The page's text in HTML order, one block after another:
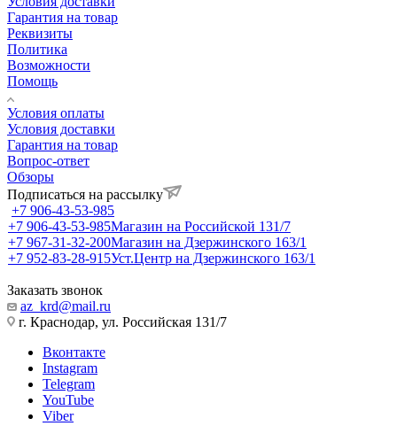
Гарантия на товар
Реквизиты
Политика
Возможности
Помощь
Условия оплаты
Условия доставки
Гарантия на товар
Вопрос-ответ
Обзоры
Подписаться на рассылку
+7 906-43-53-985
+7 906-43-53-985Магазин на Российской 131/7
+7 967-31-32-200Магазин на Дзержинского 163/1
+7 952-83-28-915Уст.Центр на Дзержинского 163/1
Заказать звонок
az_krd@mail.ru
г. Краснодар, ул. Российская 131/7
Вконтакте
Instagram
Telegram
YouTube
Viber